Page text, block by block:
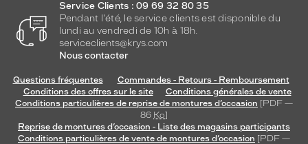
Service Clients : 09 69 32 80 35
Pendant l'été, le service clients est disponible du
lundi au vendredi de 10h à 18h.
serviceclients@krys.com
Nous contacter
Questions fréquentes
Commandes - Retours - Remboursement
Conditions des offres sur le site
Conditions générales de vente
Conditions particulières de reprise de montures d’occasion [PDF —
86 Ko]
Reprise de montures d’occasion - Liste des magasins participants
Conditions particulières de vente de montures d’occasion [PDF —